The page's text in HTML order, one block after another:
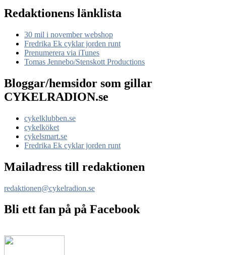
Redaktionens länklista
30 mil i november webshop
Fredrika Ek cyklar jorden runt
Prenumerera via iTunes
Tomas Jennebo/Stenskott Productions
Bloggar/hemsidor som gillar
CYKELRADION.se
cykelklubben.se
cykelköket
cykelsmart.se
Fredrika Ek cyklar jorden runt
Mailadress till redaktionen
redaktionen@cykelradion.se
Bli ett fan på på Facebook